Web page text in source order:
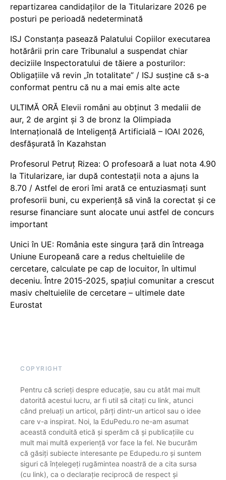
repartizarea candidaților de la Titularizare 2026 pe
posturi pe perioadă nedeterminată
ISJ Constanța pasează Palatului Copiilor executarea
hotărârii prin care Tribunalul a suspendat chiar
deciziile Inspectoratului de tăiere a posturilor:
Obligațiile vă revin „în totalitate” / ISJ susține că s-a
conformat pentru că nu a mai emis alte acte
ULTIMĂ ORĂ Elevii români au obținut 3 medalii de
aur, 2 de argint și 3 de bronz la Olimpiada
Internațională de Inteligență Artificială – IOAI 2026,
desfășurată în Kazahstan
Profesorul Petruț Rizea: O profesoară a luat nota 4.90
la Titularizare, iar după contestații nota a ajuns la
8.70 / Astfel de erori îmi arată ce entuziasmați sunt
profesorii buni, cu experiență să vină la corectat și ce
resurse financiare sunt alocate unui astfel de concurs
important
Unici în UE: România este singura țară din întreaga
Uniune Europeană care a redus cheltuielile de
cercetare, calculate pe cap de locuitor, în ultimul
deceniu. Între 2015-2025, spațiul comunitar a crescut
masiv cheltuielile de cercetare – ultimele date
Eurostat
COPYRIGHT
Pentru că scrieți despre educație, sau cu atât mai mult
datorită acestui lucru, ar fi util să citați cu link, atunci
când preluați un articol, părți dintr-un articol sau o idee
care v-a inspirat. Noi, la EduPedu.ro ne-am asumat
această conduită etică și sperăm că și publicațiile cu
mult mai multă experiență vor face la fel. Ne bucurăm
că găsiți subiecte interesante pe Edupedu.ro și suntem
siguri că înțelegeți rugămintea noastră de a cita sursa
(cu link), ca o declarație reciprocă de respect și